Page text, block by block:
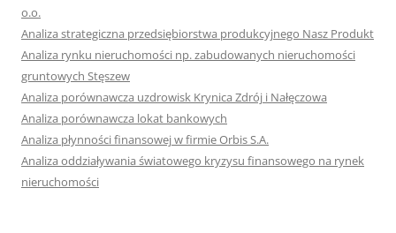
o.o.
Analiza strategiczna przedsiębiorstwa produkcyjnego Nasz Produkt
Analiza rynku nieruchomości np. zabudowanych nieruchomości
gruntowych Stęszew
Analiza porównawcza uzdrowisk Krynica Zdrój i Nałęczowa
Analiza porównawcza lokat bankowych
Analiza płynności finansowej w firmie Orbis S.A.
Analiza oddziaływania światowego kryzysu finansowego na rynek
nieruchomości